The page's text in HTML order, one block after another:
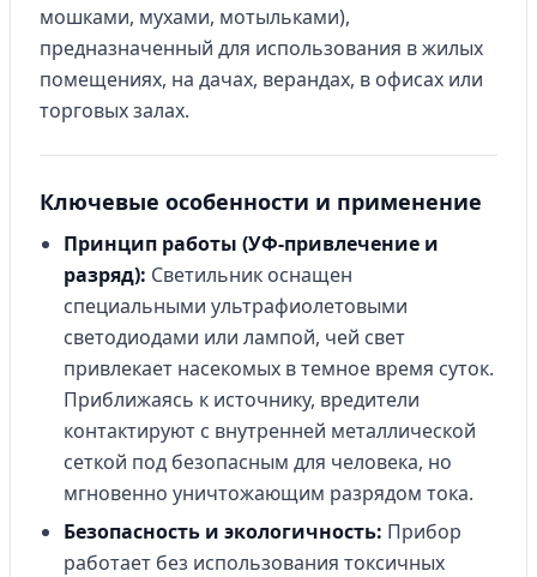
мошками, мухами, мотыльками),
предназначенный для использования в жилых
помещениях, на дачах, верандах, в офисах или
торговых залах.
Ключевые особенности и применение
Принцип работы (УФ-привлечение и
разряд): Светильник оснащен
специальными ультрафиолетовыми
светодиодами или лампой, чей свет
привлекает насекомых в темное время суток.
Приближаясь к источнику, вредители
контактируют с внутренней металлической
сеткой под безопасным для человека, но
мгновенно уничтожающим разрядом тока.
Безопасность и экологичность: Прибор
работает без использования токсичных